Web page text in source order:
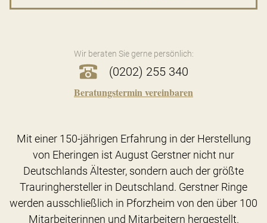
Wir beraten Sie gerne persönlich:
(0202) 255 340
Beratungstermin vereinbaren
Mit einer 150-jährigen Erfahrung in der Herstellung
von Eheringen ist August Gerstner nicht nur
Deutschlands Ältester, sondern auch der größte
Trauringhersteller in Deutschland. Gerstner Ringe
werden ausschließlich in Pforzheim von den über 100
Mitarbeiterinnen und Mitarbeitern hergestellt.